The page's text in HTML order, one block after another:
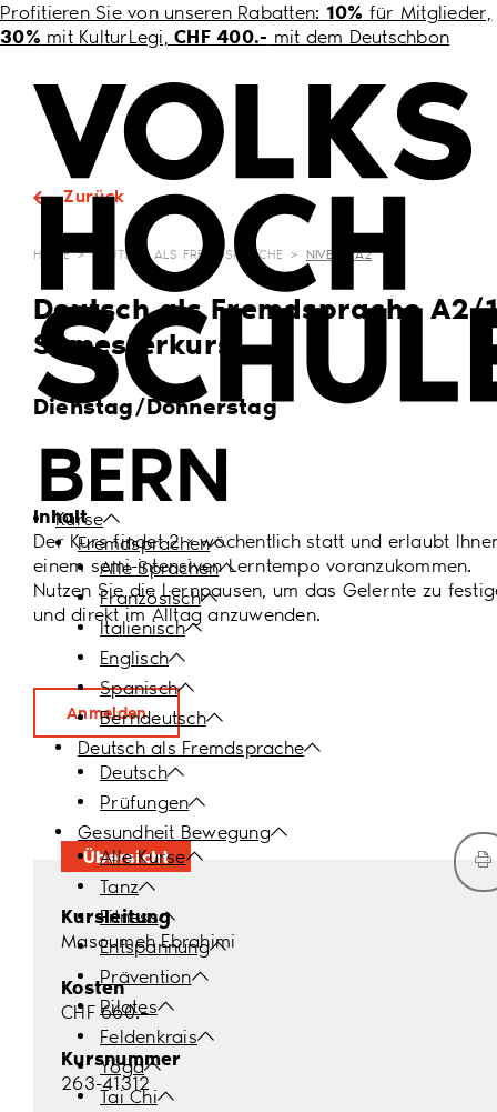
Profitieren Sie von unseren Rabatten: 10% für Mitglieder,
30% mit KulturLegi,CHF 400.- mit dem Deutschbon
Kurse
Fremdsprachen
Alle Sprachen
Französisch
Italienisch
Englisch
Spanisch
Berndeutsch
Deutsch als Fremdsprache
Deutsch
Prüfungen
Gesundheit Bewegung
Alle Kurse
Tanz
Fitness
Entspannung
Prävention
Pilates
Feldenkrais
Yoga
Tai Chi
Zurück
HOME > DEUTSCH ALS FREMDSPRACHE > NIVEAU A2
Deutsch als Fremdsprache A2/
Semesterkurs
Dienstag/Donnerstag
Inhalt
Der Kurs findet 2 × wöchentlich statt und erlaubt
einem semi-intensiven Lerntempo voranzukommen.
Nutzen Sie die Lernpausen, um das Gelernte zu
und direkt im Alltag anzuwenden.
Anmelden
Übersicht
Kursleitung
Masoumeh Ebrahimi
Kosten
CHF 660.–
Kursnummer
263-41312